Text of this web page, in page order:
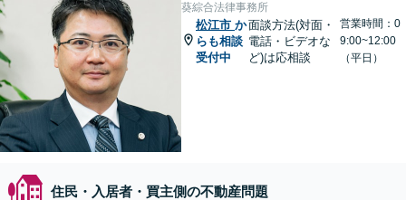
葵綜合法律事務所
松江市 か
らも相談
受付中
面談方法(対面・
電話・ビデオな
ど)は応相談
営業時間：0
9:00~12:00
（平日）
住民・入居者・買主側の不動産問題